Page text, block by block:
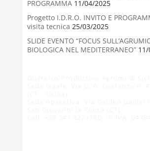
PROGRAMMA11/04/2025
Progetto I.D.R.O. INVITO E
visita tecnica 25/03/2025
SLIDE EVENTO “FOCUS
BIOLOGICA NEL MEDITERRANEO”11/